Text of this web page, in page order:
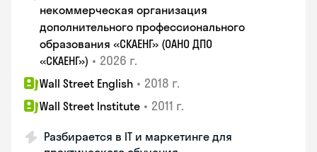
некоммерческая организация
дополнительного профессионального
образования «СКАЕНГ» (ОАНО ДПО
«СКАЕНГ») • 2026 г.
Wall Street English • 2018 г.
Wall Street Institute • 2011 г.
Разбирается в IT и маркетинге для